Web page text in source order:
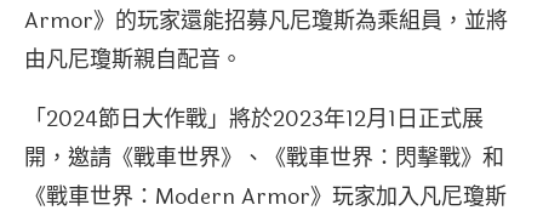
Armor》的玩家還能招募凡尼瓊斯為乘組員，並將
由凡尼瓊斯親自配音。
「2024節日大作戰」將於2023年12月1日正式展
開，邀請《戰車世界》、《戰車世界：閃擊戰》和
《戰車世界：Modern Armor》玩家加入凡尼瓊斯